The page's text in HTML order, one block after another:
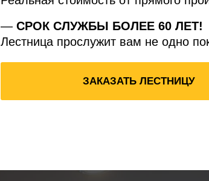
ЗАКАЗАТЬ ЛЕСТНИЦУ
— СРОК СЛУЖБЫ БОЛЕЕ 60 ЛЕТ!
Лестница прослужит вам не одно